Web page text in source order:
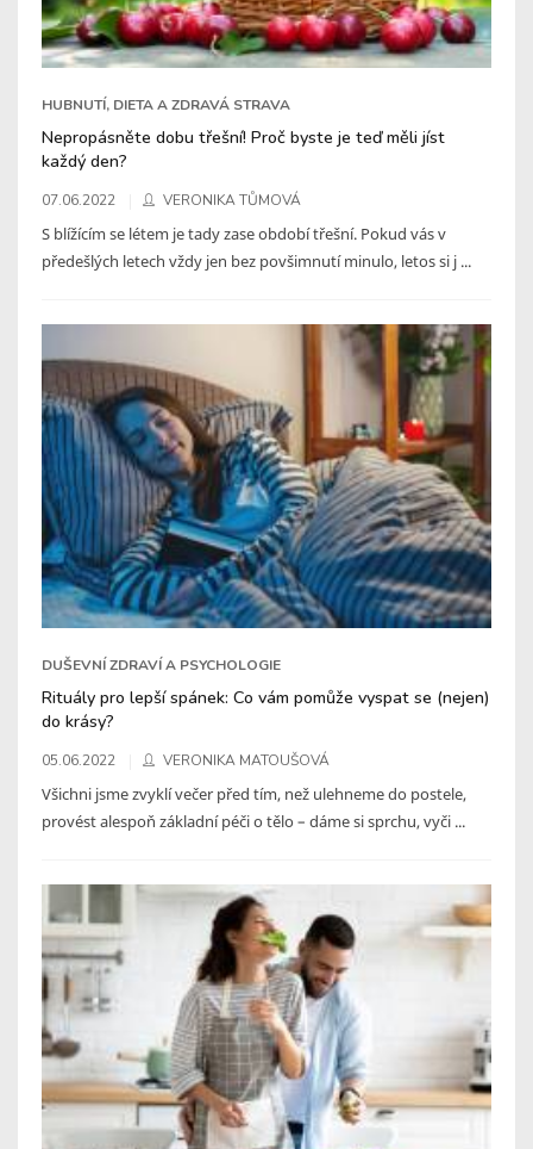
HUBNUTÍ, DIETA A ZDRAVÁ STRAVA
Nepropásněte dobu třešní! Proč byste je teď měli jíst
každý den?
07.06.2022 VERONIKA TŮMOVÁ
S blížícím se létem je tady zase období třešní. Pokud vás v
předešlých letech vždy jen bez povšimnutí minulo, letos si j ...
DUŠEVNÍ ZDRAVÍ A PSYCHOLOGIE
Rituály pro lepší spánek: Co vám pomůže vyspat se (nejen)
do krásy?
05.06.2022 VERONIKA MATOUŠOVÁ
Všichni jsme zvyklí večer před tím, než ulehneme do postele,
provést alespoň základní péči o tělo – dáme si sprchu, vyči ...